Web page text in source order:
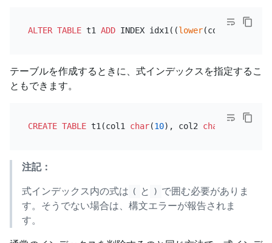
ALTER TABLE t1 ADD INDEX idx1((lower (col1)));
テーブルを作成するときに、式インデックスを指定するこ
ともできます。
CREATE TABLE t1(col1 char(10), col2 char ),
注記：
式インデックス内の式は ( と ) で囲む必要がありま
す。そうでない場合は、構文エラーが報告されま
す。